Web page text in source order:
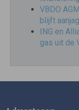
VBDO
blijft
ING en
gas uit de